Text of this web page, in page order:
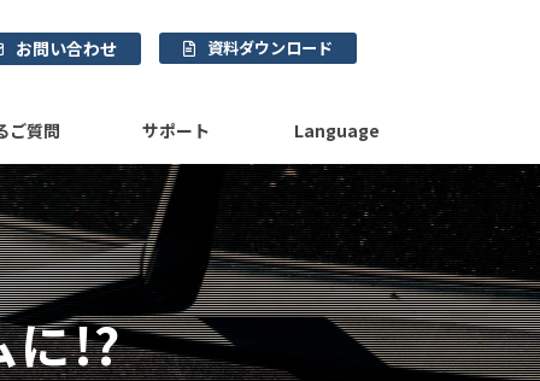
お問い合わせ 資料ダウンロード
ご質問 サポート Language
に!?